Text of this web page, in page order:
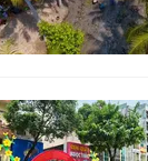
Podcast
EMagazine
Photo
Infographic